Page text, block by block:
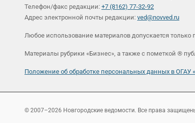
Телефон/факс редакции: +7 (8162) 77-32-92
Адрес электронной почты редакции: ved@novved.ru
Любое использование материалов допускается
Материалы рубрики «Бизнес», а также с пометкой ®
Положение об обработке персональных данных в
© 2007–2026 Новгородские ведомости. Все права